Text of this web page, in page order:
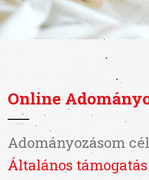
Online
Adományozásom
Általános támogatás